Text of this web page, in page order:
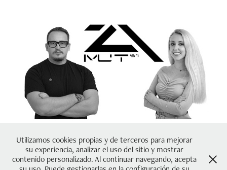
EMPEZAR
Utilizamos cookies propias y de terceros para mejorar
su experiencia, analizar el uso del sitio y mostrar
contenido personalizado. Al continuar navegando, acepta